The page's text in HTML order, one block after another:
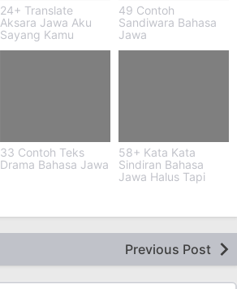
24+ Translate
Aksara Jawa Aku
Sayang Kamu
49 Contoh
Sandiwara Bahasa
Jawa
33 Contoh Teks
Drama Bahasa Jawa
58+ Kata Kata
Sindiran Bahasa
Jawa Halus Tapi
Previous Post